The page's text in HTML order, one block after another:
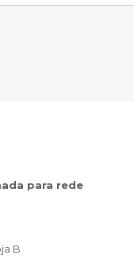
para rede
B